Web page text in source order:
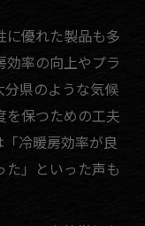
注意点まとめ
て予算内で実
情報まとめ
ための口コミ
に優れた製品も多
効率の向上やプラ
県のような気候
を保つための工夫
冷暖房効率が良
た」といった声も